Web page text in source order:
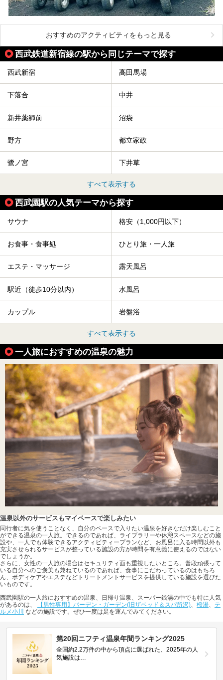
おすすめのアクティビティをもっと見る
西武鉄道新宿線の駅から同じテーマで探す
西武新宿 高田馬場
下落合 中井
新井薬師前 沼袋
野方 都立家政
鷺ノ宮 下井草
すべて表示する
西武園駅の人気テーマから探す
サウナ 格安（1,000円以下）
お食事・食事処 ひとり旅・一人旅
エステ・マッサージ 露天風呂
駅近（徒歩10分以内） 水風呂
カップル 岩盤浴
すべて表示する
一人旅におすすめの温泉の魅力
温泉以外のサービスもマイペースで楽しみたい
同行者に気を使うことなく、自分のペースで入りたい温泉を好きなだけ楽しむこと
ができる温泉の一人旅。できるのであれば、ライブラリーや休憩スペースなどの施
設や、一人でも体験できるアクティビティープランなど、お風呂に入る時間以外も
充実させられるサービスが整っている施設の方が時間を有意義に使えるのではない
でしょうか。
さらに、女性の一人旅の場合はセキュリティ面も重視したいところ。普段頑張って
いる自分へのご褒美も兼ねているのであれば、食事にこだわっているのはもちろ
ん、ボディケアやエステなどトリートメントサービスを提供している施設を選びた
いものです。
西武園駅の一人旅におすすめの温泉、日帰り温泉、スーパー銭湯の中でも特に人気
があるのは、
【男性専用】バーデン・ガーデン(旧ザベッド＆スパ所沢)、 桜湯、 テ
ルメ小川 などの施設です。ぜひ一度は足を運んでみてください。
第20回ニフティ温泉年間ランキング2025
全国約2.2万件の中から頂点に選ばれた、2025年の人
気施設は…